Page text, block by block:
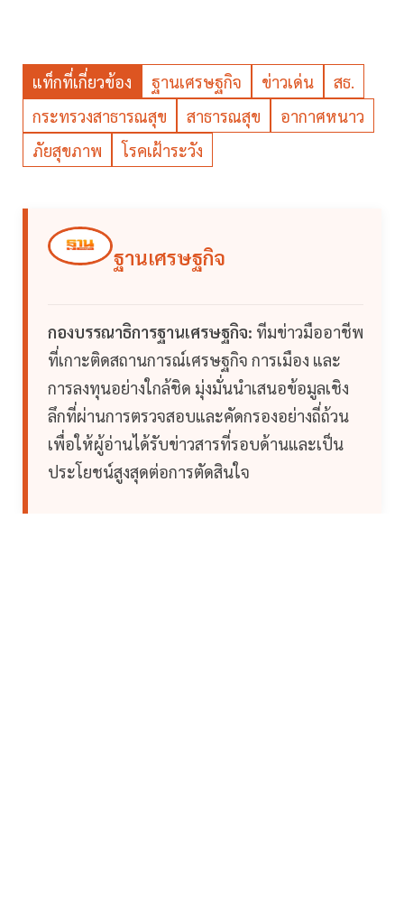
แท็กที่เกี่ยวข้อง ฐานเศรษฐกิจ ข่าวเด่น
สธ.
กระทรวงสาธารณสุข
สาธารณสุข
อากาศหนาว
ภัยสุขภาพ
โรคเฝ้าระวัง
ฐานเศรษฐกิจ
กองบรรณาธิการฐานเศรษฐกิจ: ทีมข่าวมืออาชีพ
ที่เกาะติดสถานการณ์เศรษฐกิจ การเมือง และ
การลงทุนอย่างใกล้ชิด มุ่งมั่นนำเสนอข้อมูลเชิง
ลึกที่ผ่านการตรวจสอบและคัดกรองอย่างถี่ถ้วน
เพื่อให้ผู้อ่านได้รับข่าวสารที่รอบด้านและเป็น
ประโยชน์สูงสุดต่อการตัดสินใจ